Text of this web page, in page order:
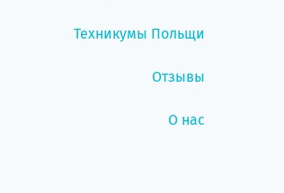
Техникумы Польщи
Отзывы
О нас